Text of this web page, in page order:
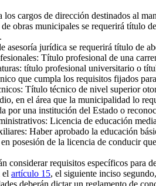
cargos de dirección destinados al
obras municipales se requerirá título
jurídica se requerirá título de
Título profesional de una
título profesional universitario o
que cumpla los requisitos fijados
Título técnico de nivel superior
en el área que la municipalidad lo
por una institución del Estado o
Licencia de educación
Haber aprobado la educación
en posesión de la licencia de conducir
considerar requisitos específicos para
artículo 15, el siguiente inciso
deberán dictar un reglamento de